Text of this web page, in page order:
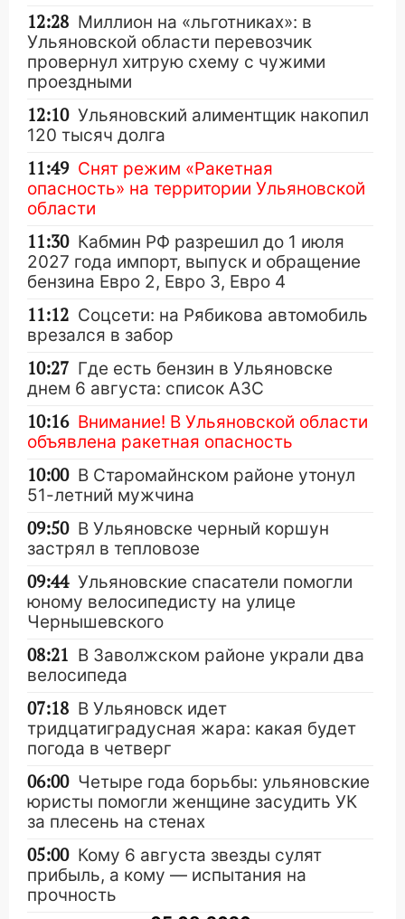
12:28 Миллион на «льготниках»: в
Ульяновской области перевозчик
провернул хитрую схему с чужими
проездными
12:10 Ульяновский алиментщик накопил
120 тысяч долга
11:49 Снят режим «Ракетная
опасность» на территории Ульяновской
области
11:30 Кабмин РФ разрешил до 1 июля
2027 года импорт, выпуск и обращение
бензина Евро 2, Евро 3, Евро 4
11:12 Соцсети: на Рябикова автомобиль
врезался в забор
10:27 Где есть бензин в Ульяновске
днем 6 августа: список АЗС
10:16 Внимание! В Ульяновской области
объявлена ракетная опасность
10:00 В Старомайнском районе утонул
51-летний мужчина
09:50 В Ульяновске черный коршун
застрял в тепловозе
09:44 Ульяновские спасатели помогли
юному велосипедисту на улице
Чернышевского
08:21 В Заволжском районе украли два
велосипеда
07:18 В Ульяновск идет
тридцатиградусная жара: какая будет
погода в четверг
06:00 Четыре года борьбы: ульяновские
юристы помогли женщине засудить УК
за плесень на стенах
05:00 Кому 6 августа звезды сулят
прибыль, а кому — испытания на
прочность